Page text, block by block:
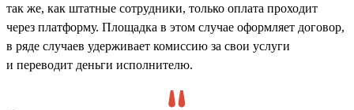
так же, как штатные сотрудники, только оплата проходит
через платформу. Площадка в этом случае оформляет договор,
в ряде случаев удерживает комиссию за свои услуги
и переводит деньги исполнителю.